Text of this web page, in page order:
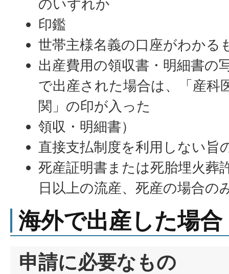
のいずれか
印鑑
世帯主様名義の口座がわかる
出産費用の領収書・明細書の
で出産された場合は、「産科
関」の印が入った
領収・明細書）
直接支払制度を利用しない旨
死産証明書または死胎埋火葬
日以上の流産、死産の場合の
海外で出産した場合
申請に必要なもの